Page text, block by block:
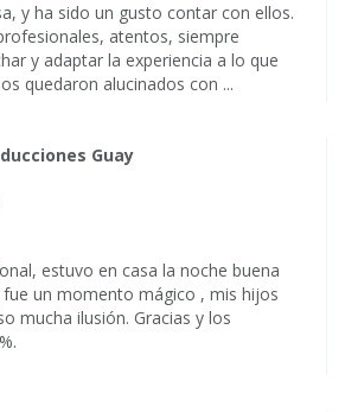
y ha sido un gusto contar con ellos.
atentos, siempre
y adaptar la experiencia a lo que
quedaron alucinados con ...
Guay
estuvo en casa la noche buena
un momento mágico , mis hijos
mucha ilusión. Gracias y los